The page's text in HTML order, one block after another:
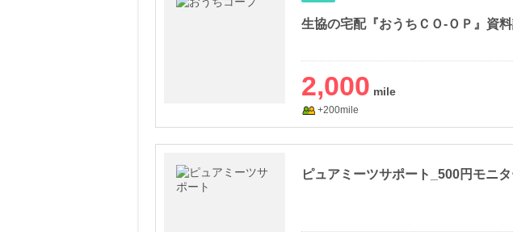
生協の宅配『おうちＣＯ-ＯＰ』資
2,000
+200mile
ピュアミーツサポート_500円モニ